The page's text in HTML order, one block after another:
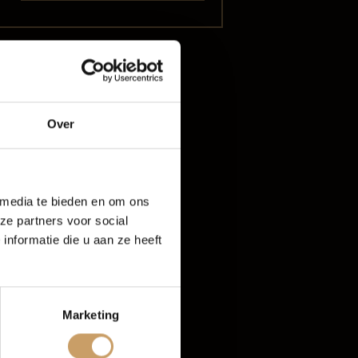
Over
te bieden en om ons
partners voor social
die u aan ze heeft
Marketing
De Baaij